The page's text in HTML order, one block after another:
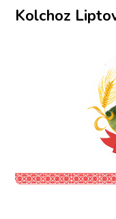
Kolchoz